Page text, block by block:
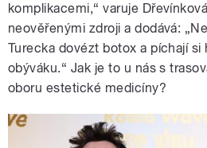
komplikacemi,“ varuje
neověřenými zdroji a dodává: „
Turecka dovézt botox a píchají si
obýváku.“ Jak je to u nás s
oboru estetické medicíny?